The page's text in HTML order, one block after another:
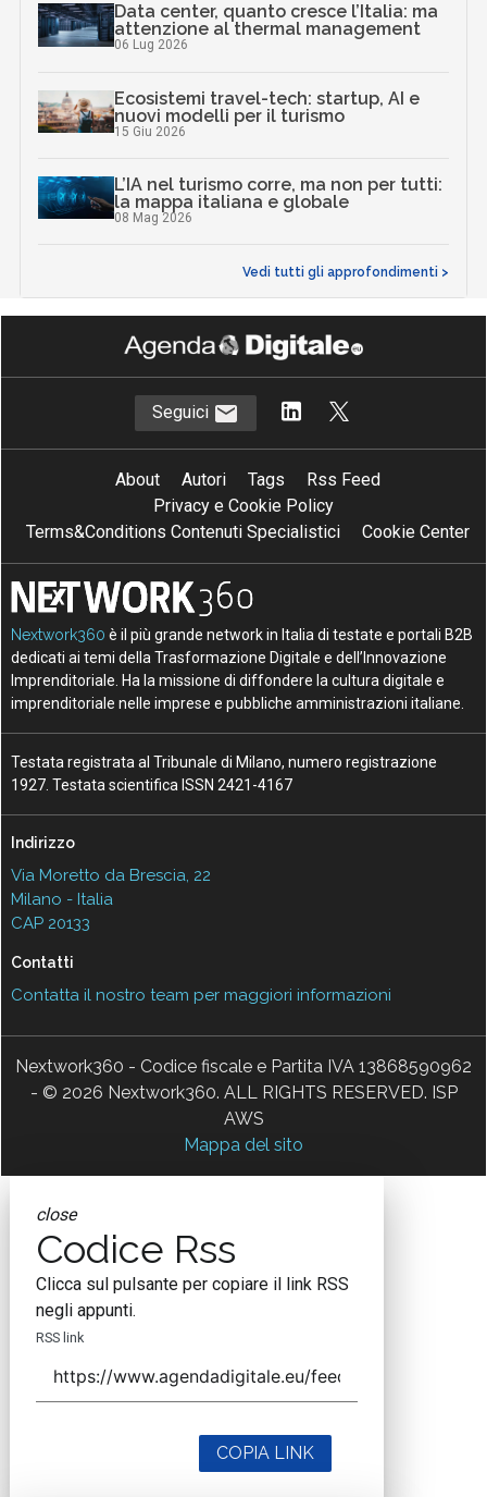
Data center, quanto cresce l’Italia: ma
attenzione al thermal management
06 Lug 2026
Ecosistemi travel-tech: startup, AI e
nuovi modelli per il turismo
15 Giu 2026
L’IA nel turismo corre, ma non per tutti:
la mappa italiana e globale
08 Mag 2026
Vedi tutti gli approfondimenti >
Seguici
About Autori Tags
Rss Feed
Privacy e Cookie Policy
Terms&Conditions Contenuti Specialistici
Cookie Center
Nextwork360 è il più grande network in Italia di testate e portali B2B
dedicati ai temi della Trasformazione Digitale e dell’Innovazione
Imprenditoriale. Ha la missione di diffondere la cultura digitale e
imprenditoriale nelle imprese e pubbliche amministrazioni italiane.
Testata registrata al Tribunale di Milano, numero registrazione
1927. Testata scientifica ISSN 2421-4167
Indirizzo
Via Moretto da Brescia, 22
Milano - Italia
CAP 20133
Contatti
Contatta il nostro team per maggiori informazioni
Nextwork360 - Codice fiscale e Partita IVA 13868590962
- © 2026 Nextwork360. ALL RIGHTS RESERVED. ISP
AWS
Mappa del sito
close
Codice Rss
Clicca sul pulsante per copiare il link RSS
negli appunti.
RSS link
COPIA LINK